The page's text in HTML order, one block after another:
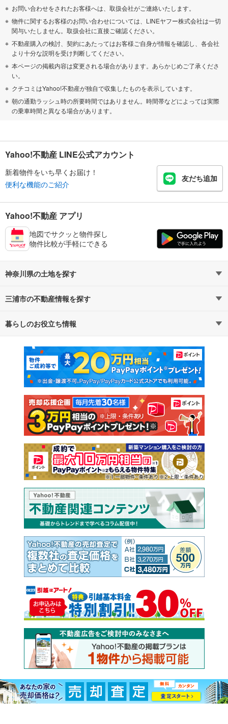
お問い合わせをされたお客様へは、取扱会社がご連絡いたします。
物件に関するお客様のお問い合わせについては、LINEヤフー株式会社は一切
関与いたしません。取扱会社に直接ご確認ください。
不動産購入の検討、契約にあたってはお客様ご自身が情報を確認し、各会社
より十分な説明を受け判断してください。
本ページの掲載内容は変更される場合があります。あらかじめご了承くださ
い。
クチコミはYahoo!不動産が独自で収集したものを表示しています。
朝の通勤ラッシュ時の所要時間ではありません。時間帯などによっては実際
の乗車時間と異なる場合があります。
Yahoo!不動産 LINE公式アカウント
新着物件をいち早くお届け！
便利な機能のご紹介
友だち追加
Yahoo!不動産 アプリ
地図でサクッと物件探し
物件比較が手軽にできる
神奈川県の土地を探す
路線・駅から探す
通勤・通学時間から探す
三浦市の不動産情報を探す
不動産・住宅
新築マンション 中古マンション
新築一戸建て 中古一戸建て
注文住宅 土地
売却査定
暮らしのお役立ち情報
マンションカタログ 教えて！住まいの先生